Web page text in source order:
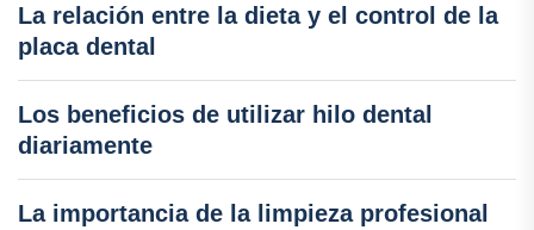
La relación entre la dieta y el control de la
placa dental
Los beneficios de utilizar hilo dental
diariamente
La importancia de la limpieza profesional